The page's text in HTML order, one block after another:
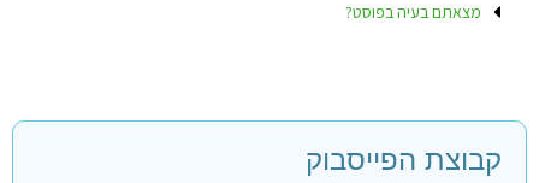
מצאתם בעיה בפוסט?
קבוצת הפייסבוק